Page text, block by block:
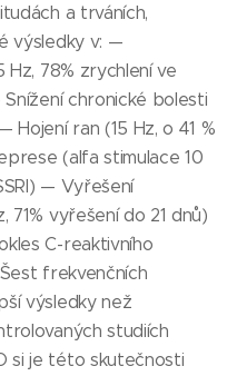
a trváních,
výsledky v: —
78% zrychlení ve
chronické bolesti
Hojení ran (15 Hz, o 41 %
(alfa stimulace 10
— Vyřešení
71% vyřešení do 21 dnů)
C-reaktivního
frekvenčních
výsledky než
studiích
si je této skutečnosti